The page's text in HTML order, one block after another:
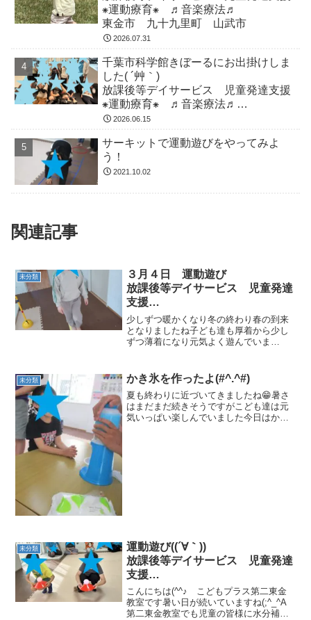
⁕運動療育⁕ ♬音楽療法♬
東金市 九十九里町 山武市
2026.07.31
千葉市科学館きぼーるにお出掛けしま
した( ´艸｀)
放課後等デイサービス 児童発達支援
⁕運動療育⁕ ♬音楽療法♬
東金市 九十九里町 山武市
2026.06.15
サーキットで運動遊びをやってみよ
う！
2021.10.02
関連記事
未分類
３月４日 運動遊び
放課後等デイサービス 児童発達
支援
⁕運動療育⁕ ♬音楽療法♬
東金市 九十九里町 山武市
少しずつ暖かくなり冬の終わり春の到来
となりましたね子ども達も厚着から少し
ずつ薄着になり元気よく遊んでいま
とって進むことができる思考力：平均台
を渡りながら、しりとりができ...
未分類 かき氷を作ったよ(#^.^#)
夏も終わりに近づいてきましたね😁暑さ
はまだまだ続きそうですがこども達は元
気いっぱい楽しんでいました今日はかき
未分類
運動遊び((´∀｀))
放課後等デイサービス 児童発達
支援
⁕運動療育⁕ ♬音楽療法♬
東金市 九十九里町 山武市
こんにちは(^^♪ こどもプラス第二東金
教室です暑い日が続いていますね(;^_^A
第二東金教室でも児童の皆様に水分補給